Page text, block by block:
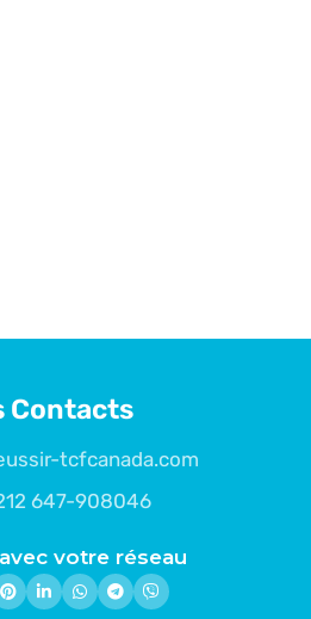
Contacts
tcfcanada.com
647-908046
votre réseau